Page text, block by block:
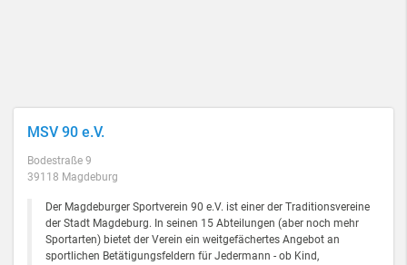
MSV 90 e.V.
Bodestraße 9
39118 Magdeburg
Der Magdeburger Sportverein 90 e.V. ist einer der Traditionsvereine
der Stadt Magdeburg. In seinen 15 Abteilungen (aber noch mehr
Sportarten) bietet der Verein ein weitgefächertes Angebot an
sportlichen Betätigungsfeldern für Jedermann - ob Kind,